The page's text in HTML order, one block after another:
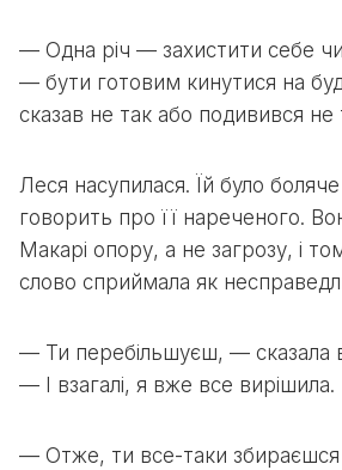
— Одна річ — захистити себе
— бути готовим кинутися на
сказав не так або подивився не
Леся насупилася. Їй було
говорить про її нареченого.
Макарі опору, а не загрозу, і
слово сприймала як
— Ти перебільшуєш, — сказала
— І взагалі, я вже все вирішила.
— Отже, ти все-таки збираєшся